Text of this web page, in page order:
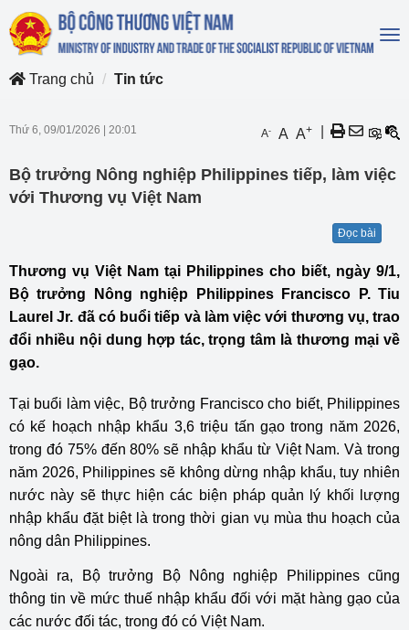
Trang chủ
Tin tức
Thứ 6, 09/01/2026 20:01 A- A A+
Bộ trưởng Nông nghiệp Philippines tiếp, làm việc
với Thương vụ Việt Nam
Đọc bài
Thương vụ Việt Nam tại Philippines cho biết, ngày 9/1,
Bộ trưởng Nông nghiệp Philippines Francisco P. Tiu
Laurel Jr. đã có buổi tiếp và làm việc với thương vụ, trao
đổi nhiều nội dung hợp tác, trọng tâm là thương mại về
gạo.
Tại buổi làm việc, Bộ trưởng Francisco cho biết, Philippines
có kế hoạch nhập khẩu 3,6 triệu tấn gạo trong năm 2026,
trong đó 75% đến 80% sẽ nhập khẩu từ Việt Nam. Và trong
năm 2026, Philippines sẽ không dừng nhập khẩu, tuy nhiên
nước này sẽ thực hiện các biện pháp quản lý khối lượng
nhập khẩu đặt biệt là trong thời gian vụ mùa thu hoạch của
nông dân Philippines.
Ngoài ra, Bộ trưởng Bộ Nông nghiệp Philippines cũng
thông tin về mức thuế nhập khẩu đối với mặt hàng gạo của
các nước đối tác, trong đó có Việt Nam.